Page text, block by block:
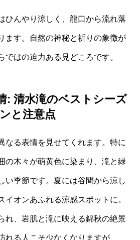
ひんやり涼しく、龍口から流れ落
ます。自然の神秘と祈りの象徴が
ではの迫力ある見どころです。
: 清水滝のベストシーズ
ンと注意点
なる表情を見せてくれます。特に
の木々が萌黄色に染まり、滝と緑
い季節です。夏には谷間から涼し
イオンあふれる涼感スポットに。
れ、岩肌と滝に映える錦秋の絶景
れる人こそ少なくなりますが、